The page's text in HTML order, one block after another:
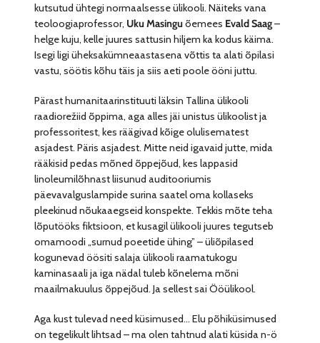
kutsutud ühtegi normaalsesse ülikooli. Näiteks vana
teoloogiaprofessor, Uku Masinguõemees Evald Saag–
helge kuju, kelle juures sattusin hiljem ka kodus käima.
Isegi ligi üheksakümneaastasena võttis ta alati õpilasi
vastu, söötis kõhu täis ja siis aeti poole ööni juttu.
Pärast humanitaarinstituuti läksin Tallina ülikooli
raadiorežiid õppima, aga alles jäi unistus ülikoolist ja
professoritest, kes räägivad kõige olulisematest
asjadest. Päris asjadest. Mitte neid igavaid jutte, mida
rääkisid pedas mõned õppejõud, kes lappasid
linoleumilõhnast liisunud auditooriumis
päevavalguslampide surina saatel oma kollaseks
pleekinud nõukaaegseid konspekte. Tekkis mõte teha
lõputööks fiktsioon, et kusagil ülikooli juures tegutseb
omamoodi „surnud poeetide ühing” – üliõpilased
kogunevad öösiti salaja ülikooli raamatukogu
kaminasaali ja iga nädal tuleb kõnelema mõni
maailmakuulus õppejõud. Ja sellest sai Ööülikool.
Aga kust tulevad need küsimused… Elu põhiküsimused
on tegelikult lihtsad – ma olen tahtnud alati küsida n-ö